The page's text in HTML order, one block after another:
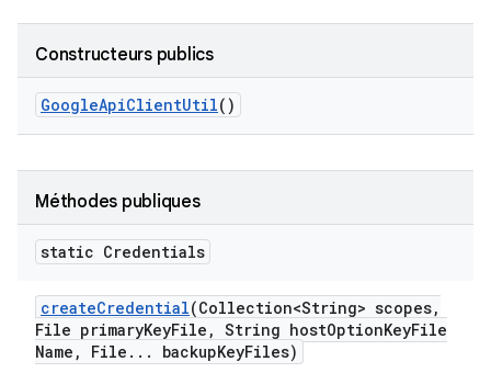
Constructeurs publics
GoogleApiClientUtil()
Méthodes publiques
static Credentials
createCredential(Collection<String> scopes,
File primaryKeyFile , String hostOptionKeyFile
Name , File . . . backupKeyFiles)